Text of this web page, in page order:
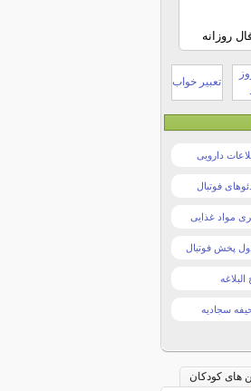
روزانه
تعبیر خواب
دارویی
فوتبال
مواد غذایی
پخش فوتبال
البلاغه
سجادیه
های کودکان